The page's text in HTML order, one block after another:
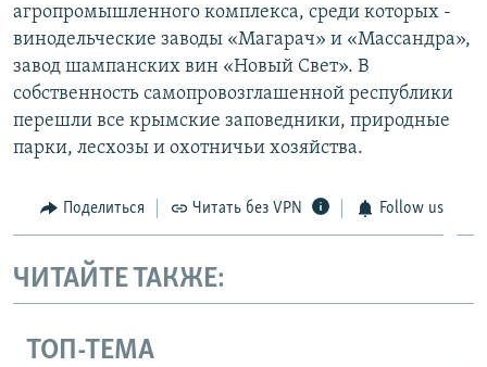
агропромышленного комплекса, среди которых -
винодельческие заводы «Магарач» и «Массандра»,
завод шампанских вин «Новый Свет». В
собственность самопровозглашенной республики
перешли все крымские заповедники, природные
парки, лесхозы и охотничьи хозяйства.
Поделиться Читать без VPN Follow us
ЧИТАЙТЕ ТАКЖЕ:
ТОП-ТЕМА